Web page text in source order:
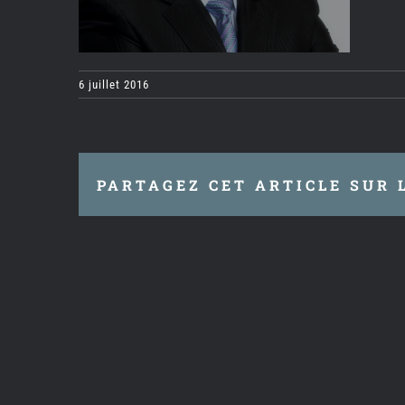
6 juillet 2016
PARTAGEZ CET ARTICLE SUR